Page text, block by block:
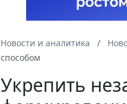
Новости и аналитика
способом
Укрепить